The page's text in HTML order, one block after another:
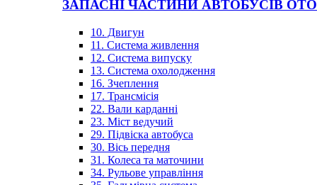
ЗАПАСНІ ЧАСТИНИ АВТОБУСІВ
10. Двигун
11. Система живлення
12. Система випуску
13. Система охолодження
16. Зчеплення
17. Трансмісія
22. Вали карданні
23. Міст ведучий
29. Підвіска автобуса
30. Вісь передня
31. Колеса та маточини
34. Рульове управління